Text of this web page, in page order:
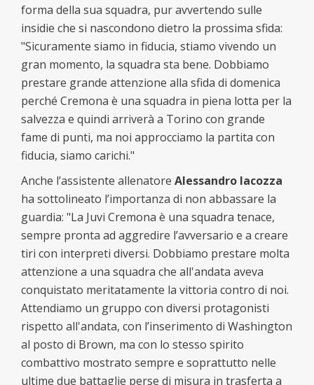
forma della sua squadra, pur avvertendo sulle
insidie che si nascondono dietro la prossima sfida:
"Sicuramente siamo in fiducia, stiamo vivendo un
gran momento, la squadra sta bene. Dobbiamo
prestare grande attenzione alla sfida di domenica
perché Cremona è una squadra in piena lotta per la
salvezza e quindi arriverà a Torino con grande
fame di punti, ma noi approcciamo la partita con
fiducia, siamo carichi."
Anche l’assistente allenatore Alessandro Iacozza
ha sottolineato l’importanza di non abbassare la
guardia: "La Juvi Cremona è una squadra tenace,
sempre pronta ad aggredire l’avversario e a creare
tiri con interpreti diversi. Dobbiamo prestare molta
attenzione a una squadra che all'andata aveva
conquistato meritatamente la vittoria contro di noi.
Attendiamo un gruppo con diversi protagonisti
rispetto all'andata, con l’inserimento di Washington
al posto di Brown, ma con lo stesso spirito
combattivo mostrato sempre e soprattutto nelle
ultime due battaglie perse di misura in trasferta a